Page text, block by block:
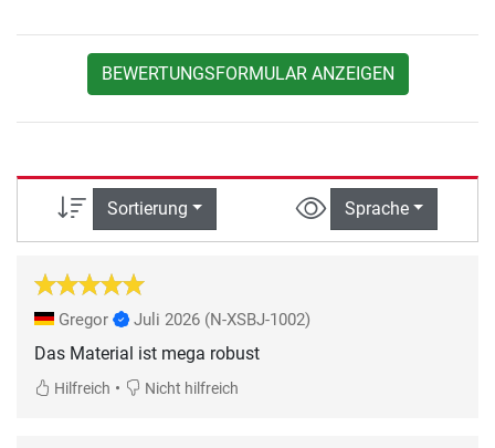
BEWERTUNGSFORMULAR ANZEIGEN
Sortierung Sprache
Gregor Juli 2026 (N-XSBJ-1002)
Das Material ist mega robust
Hilfreich • Nicht hilfreich